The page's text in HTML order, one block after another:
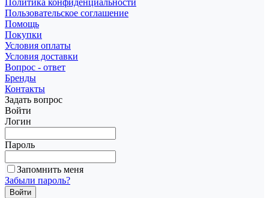
Политика конфиденциальности
Пользовательское соглашение
Помощь
Покупки
Условия оплаты
Условия доставки
Вопрос - ответ
Бренды
Контакты
Задать вопрос
Войти
Логин
Пароль
Запомнить меня
Забыли пароль?